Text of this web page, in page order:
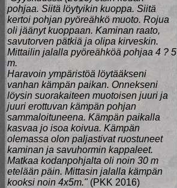
pohjaa. Siitä löytyikin kuoppa. Siitä
kertoi pohjan pyöreähkö muoto. Rojua
oli jäänyt kuoppaan. Kaminan raato,
savutorven pätkiä ja olipa kirveskin.
Mittailin jalalla pyöreähköä pohjaa 4 ? 5
m.
Haravoin ympäristöä löytääkseni
vanhan kämpän paikan. Onnekseni
löysin suorakaiteen muotoisen juuri ja
juuri erottuvan kämpän pohjan
sammaloituneena. Kämpän paikalla
kasvaa jo isoa koivua. Kämpän
olemassa olon paljastivat ruostuneet
kaminan ja savuhormin kappaleet.
Matkaa kodanpohjalta oli noin 30 m
etelään päin. Mittasin jalalla kämpän
kooksi noin 4x5m."(PKK 2016)